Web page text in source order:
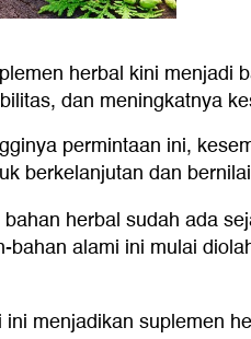
herbal kini menjadi
dan meningkatnya
permintaan ini,
berkelanjutan dan
herbal sudah ada
bahan alami ini mulai
ini menjadikan suplemen